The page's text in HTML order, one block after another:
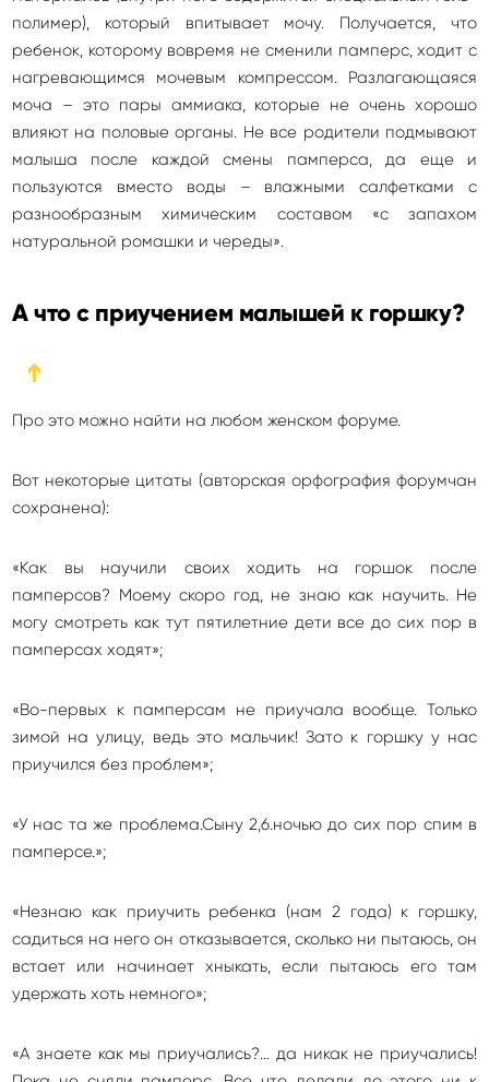
полимер), который впитывает мочу. Получается, что
ребенок, которому вовремя не сменили памперс, ходит с
нагревающимся мочевым компрессом. Разлагающаяся
моча – это пары аммиака, которые не очень хорошо
влияют на половые органы. Не все родители подмывают
малыша после каждой смены памперса, да еще и
пользуются вместо воды – влажными салфетками с
разнообразным химическим составом «с запахом
натуральной ромашки и череды».
А что с приучением малышей к горшку?
➔
Про это можно найти на любом женском форуме.
Вот некоторые цитаты (авторская орфография форумчан
сохранена):
«Как вы научили своих ходить на горшок после
памперсов? Моему скоро год, не знаю как научить. Не
могу смотреть как тут пятилетние дети все до сих пор в
памперсах ходят»;
«Во-первых к памперсам не приучала вообще. Только
зимой на улицу, ведь это мальчик! Зато к горшку у нас
приучился без проблем»;
«У нас та же проблема.Сыну 2,6.ночью до сих пор спим в
памперсе.»;
«Незнаю как приучить ребенка (нам 2 года) к горшку,
садиться на него он отказывается, сколько ни пытаюсь, он
встает или начинает хныкать, если пытаюсь его там
удержать хоть немного»;
«А знаете как мы приучались?… да никак не приучались!